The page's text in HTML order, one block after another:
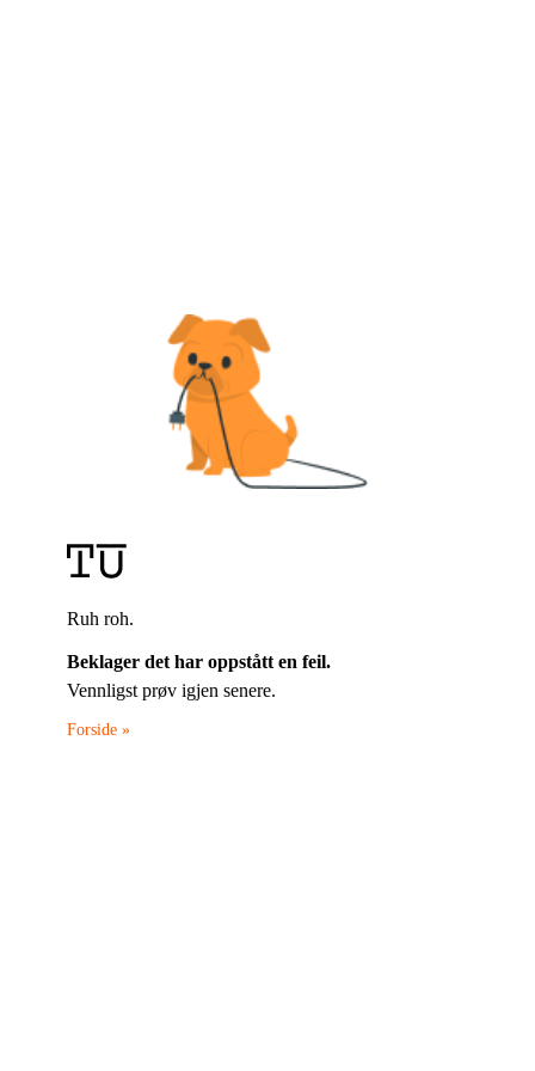
Ruh roh.
Beklager det har oppstått en feil.
Vennligst prøv igjen senere.
Forside »